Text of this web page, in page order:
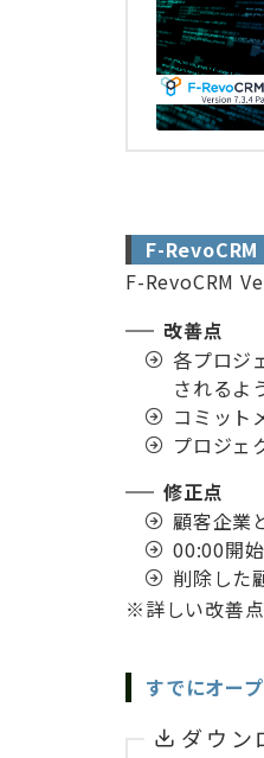
F-
F-RevoCRM
改善点
各プロジ
されるよ
コミット
プロジェ
修正点
顧客企業
00:00開
削除した
※詳しい改善
すでにオー
ダウン